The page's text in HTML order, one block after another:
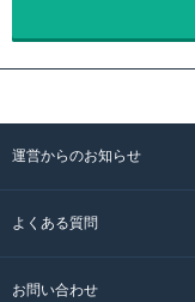
運営からのお知らせ
よくある質問
お問い合わせ